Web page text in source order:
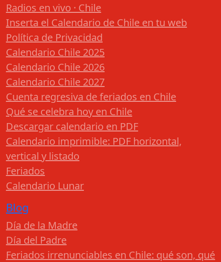
Radios en vivo · Chile
Inserta el Calendario de Chile en tu web
Política de Privacidad
Calendario Chile 2025
Calendario Chile 2026
Calendario Chile 2027
Cuenta regresiva de feriados en Chile
Qué se celebra hoy en Chile
Descargar calendario en PDF
Calendario imprimible: PDF horizontal,
vertical y listado
Feriados
Calendario Lunar
Blog
Día de la Madre
Día del Padre
Feriados irrenunciables en Chile: qué son, qué